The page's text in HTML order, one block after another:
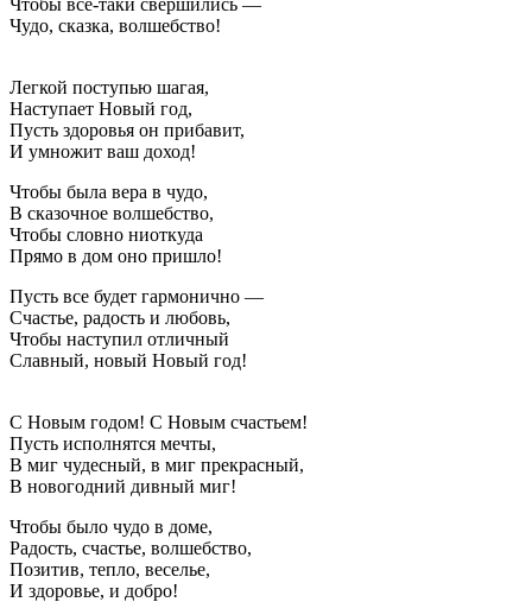
Чудо, сказка, волшебство!
Легкой поступью шагая,
Наступает Новый год,
Пусть здоровья он прибавит,
И умножит ваш доход!
Чтобы была вера в чудо,
В сказочное волшебство,
Чтобы словно ниоткуда
Прямо в дом оно пришло!
Пусть все будет гармонично —
Счастье, радость и любовь,
Чтобы наступил отличный
Славный, новый Новый год!
С Новым годом! С Новым счастьем!
Пусть исполнятся мечты,
В миг чудесный, в миг прекрасный,
В новогодний дивный миг!
Чтобы было чудо в доме,
Радость, счастье, волшебство,
Позитив, тепло, веселье,
И здоровье, и добро!